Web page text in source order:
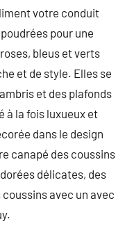
votre conduit
pour une
bleus et verts
et de style. Elles se
et des plafonds
à la fois luxueux et
dans le design
canapé des coussins
délicates, des
avec un avec